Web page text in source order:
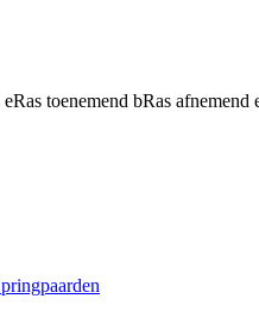
eRas toenemend bRas afnemend